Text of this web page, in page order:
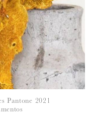
Pantone 2021